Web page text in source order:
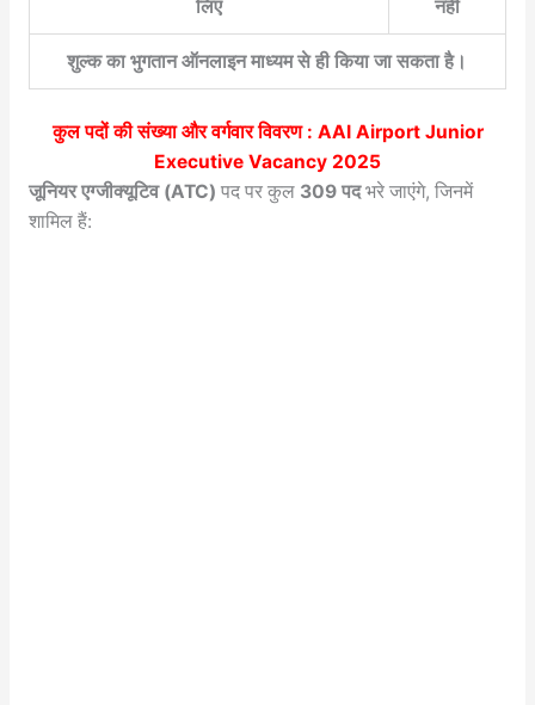
लिए नहीं
शुल्क का भुगतान ऑनलाइन माध्यम से ही किया जा सकता है।
कुल पदों की संख्या और वर्गवार विवरण : AAI Airport Junior
Executive Vacancy 2025
जूनियर एग्जीक्यूटिव (ATC) पद पर कुल 309 पदभरे जाएंगे, जिनमें
शामिल हैं: